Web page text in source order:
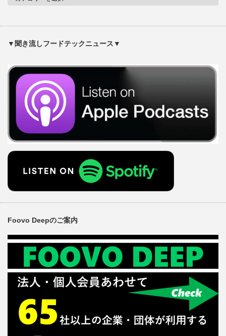
▼聞き流しフードテックニュース▼
Foovo Deepのご案内